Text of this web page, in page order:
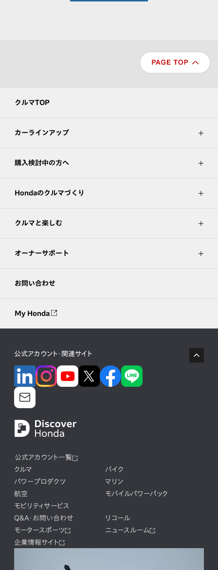
クルマTOP
カーラインアップ
購入検討中の方へ
Hondaのクルマづくり
クルマと楽しむ
オーナーサポート
お問い合わせ
My Honda
公式アカウント・関連サイト
公式アカウント一覧
クルマ
バイク
パワープロダクツ
マリン
航空
モバイルパワーパック
モビリティサービス
Q&A・お問い合わせ
リコール
モータースポーツ
ニュースルーム
企業情報サイト